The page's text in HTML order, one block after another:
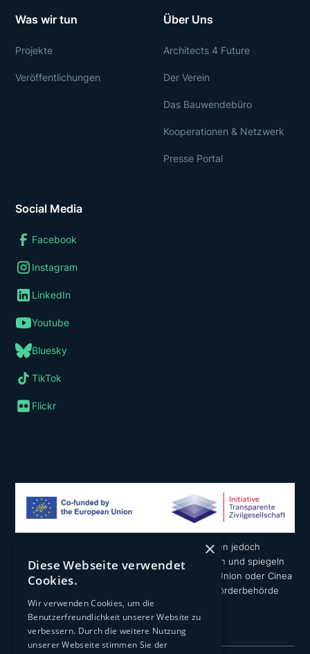
Social Media
Facebook
Instagram
LinkedIn
Youtube
Bluesky
TikTok
Flickr
Was wir tun
Projekte
Veröffentlichungen
Über Uns
Architects 4 Future
Der Verein
Das Bauwendebüro
Kooperationen & Netzwerk
Presse Portal
Die geäußerten Ansichten und Meinungen liegen jedoch
ausschließlich in der Verantwortung der Autoren und spiegeln
nicht notwendigerweise die der Europäischen Union oder Cinea
wider. Weder die Europäische Union noch die Förderbehörde
können dafür verantwortlich gemacht werden.
×
Diese Webseite verwendet
Cookies.
Wir verwenden Cookies, um die
Benutzerfreundlichkeit unserer Website zu
verbessern. Durch die weitere Nutzung
unserer Webseite stimmen Sie der